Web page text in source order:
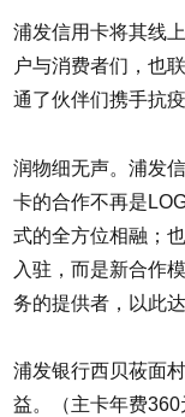
浦发信用卡将其线
户与消费者们，也
通了伙伴们携手抗疫
润物细无声。浦发
卡的合作不再是
式的全方位相融；
入驻，而是新合作
务的提供者，以此
浦发银行西贝莜面
益。（主卡年费360